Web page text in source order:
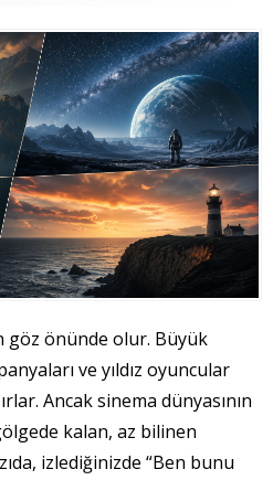
göz önünde olur. Büyük
ve yıldız oyuncular
Ancak sinema dünyasının
kalan, az bilinen
izlediğinizde “Ben bunu